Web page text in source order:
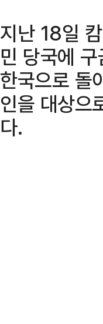
지난 18일
민 당국에
한국으로 돌
인을 대상으
다.